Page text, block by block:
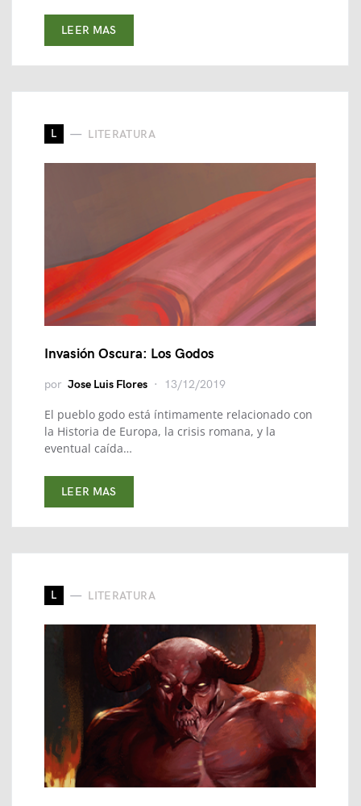
LEER MAS
L LITERATURA
Invasión Oscura: Los Godos
por Jose Luis Flores 13/12/2019
El pueblo godo está íntimamente relacionado con
la Historia de Europa, la crisis romana, y la
eventual caída…
LEER MAS
L LITERATURA